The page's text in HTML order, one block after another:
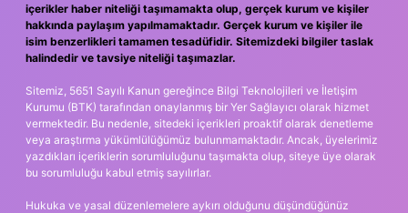
içerikler haber niteliği taşımamakta olup, gerçek kurum ve kişiler
hakkında paylaşım yapılmamaktadır. Gerçek kurum ve kişiler ile
isim benzerlikleri tamamen tesadüfidir. Sitemizdeki bilgiler taslak
halindedir ve tavsiye niteliği taşımazlar.
Sitemiz, 5651 Sayılı Kanun gereğince Bilgi Teknolojileri ve İletişim
Kurumu (BTK) tarafından onaylanmış bir Yer Sağlayıcı olarak hizmet
vermektedir. Bu nedenle, sitedeki içerikleri proaktif olarak denetleme
veya araştırma yükümlülüğümüz bulunmamaktadır. Ancak, üyelerimiz
yazdıkları içeriklerin sorumluluğunu taşımakta olup, siteye üye olarak
bu sorumluluğu kabul etmiş sayılırlar.
Hukuka ve yasal düzenlemelere aykırı olduğunu düşündüğünüz